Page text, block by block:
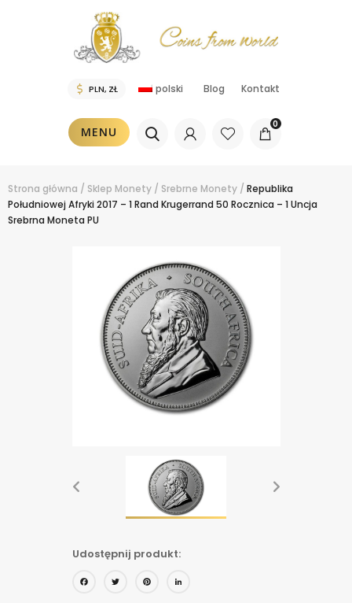
polski Blog Kontakt
MENU
0
Strona główna / Sklep Monety / Srebrne Monety / Republika
Południowej Afryki 2017 – 1 Rand Krugerrand 50 Rocznica – 1 Uncja
Srebrna Moneta PU
Udostępnij produkt:
Facebook
TwitterPinterest